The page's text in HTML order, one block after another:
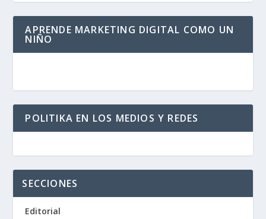
APRENDE MARKETING DIGITAL COMO UN
NIÑO
POLITIKA EN LOS MEDIOS Y REDES
SECCIONES
Editorial